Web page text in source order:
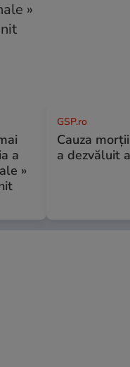
a
»
GSP.ro
Cauza
a dezvăluit